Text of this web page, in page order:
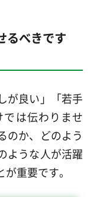
るべきです
が良い」「若手
は伝わりませ
のか、どのよう
ような人が活躍
重要です。